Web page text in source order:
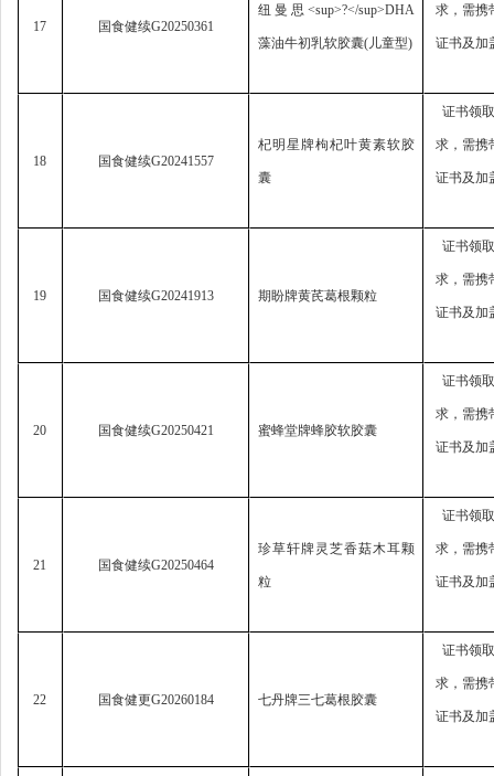
17 国食健续G20250361
纽曼思 <sup>?</sup>DHA
藻油牛初乳软胶囊(儿童型)
求， 需携
证书及加
18 国食健续G20241557
杞明星牌枸杞叶黄素软胶
囊
证书领
求， 需携
证书及加
19 国食健续G20241913 期盼牌黄芪葛根颗粒
证书领
求， 需携
证书及加
20 国食健续G20250421 蜜蜂堂牌蜂胶软胶囊
证书领
求， 需携
证书及加
21 国食健续G20250464
珍草轩牌灵芝香菇木耳颗
粒
证书领
求， 需携
证书及加
22 国食健更G20260184 七丹牌三七葛根胶囊
证书领
求， 需携
证书及加